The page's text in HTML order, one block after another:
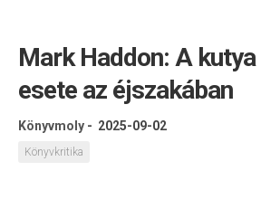
Mark Haddon: A
esete az éjszakában
Könyvmoly - 2025-09-02
Könyvkritika